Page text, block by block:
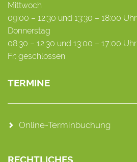
Mittwoch
09:00 – 12:30 und 13:30 – 18:00 Uhr
Donnerstag
08:30 – 12:30 und 13:00 – 17:00 Uhr
Fr: geschlossen
TERMINE
Online-Terminbuchung
RECHTLICHES